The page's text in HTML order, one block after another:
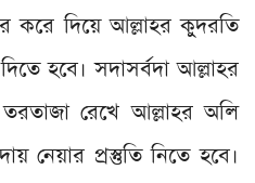
করে দিয়ে আল্লাহর কুদরতি
হবে। সদাসর্বদা আল্লাহর
রেখে আল্লাহর অলি
নেয়ার প্রস্তুতি নিতে হবে।